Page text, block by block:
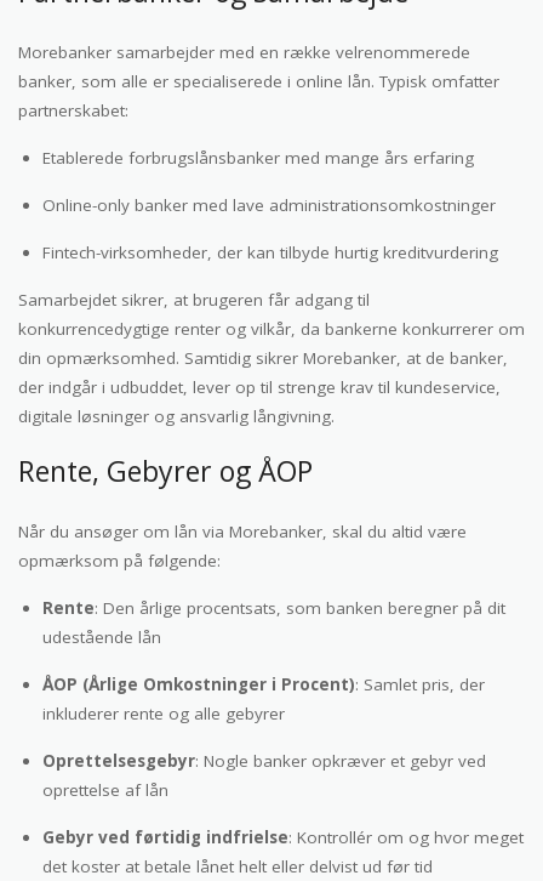
Morebanker samarbejder med en række velrenommerede
banker, som alle er specialiserede i online lån. Typisk omfatter
partnerskabet:
Etablerede forbrugslånsbanker med mange års erfaring
Online-only banker med lave administrationsomkostninger
Fintech-virksomheder, der kan tilbyde hurtig kreditvurdering
Samarbejdet sikrer, at brugeren får adgang til
konkurrencedygtige renter og vilkår, da bankerne konkurrerer om
din opmærksomhed. Samtidig sikrer Morebanker, at de banker,
der indgår i udbuddet, lever op til strenge krav til kundeservice,
digitale løsninger og ansvarlig långivning.
Rente, Gebyrer og ÅOP
Når du ansøger om lån via Morebanker, skal du altid være
opmærksom på følgende:
Rente: Den årlige procentsats, som banken beregner på dit
udestående lån
ÅOP (Årlige Omkostninger i Procent): Samlet pris, der
inkluderer rente og alle gebyrer
Oprettelsesgebyr: Nogle banker opkræver et gebyr ved
oprettelse af lån
Gebyr ved førtidig indfrielse: Kontrollér om og hvor meget
det koster at betale lånet helt eller delvist ud før tid